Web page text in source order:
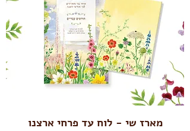
מארז שי - לוח עד פרחי ארצנו